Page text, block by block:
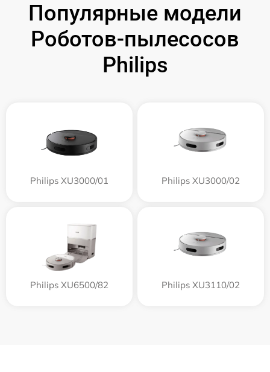
Популярные модели
Роботов-пылесосов
Philips
Philips XU3000/01 Philips XU3000/02
Philips XU6500/82 Philips XU3110/02